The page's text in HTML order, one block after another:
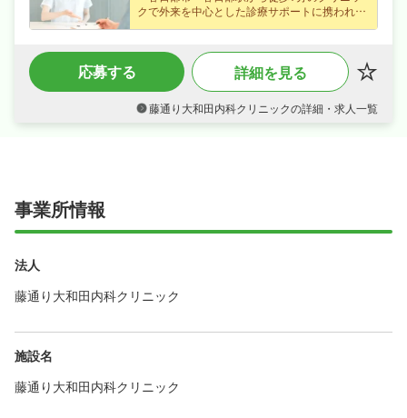
クで外来を中心とした診療サポートに携われる
与あり・資格手当・皆勤手当など各種手当・昇
給ありなど好待遇で、腰を据えて長く活躍でき
れる環境です♪
応募する 詳細を見る
藤通り大和田内科クリニックの詳細・求人一覧
事業所情報
法人
藤通り大和田内科クリニック
施設名
藤通り大和田内科クリニック